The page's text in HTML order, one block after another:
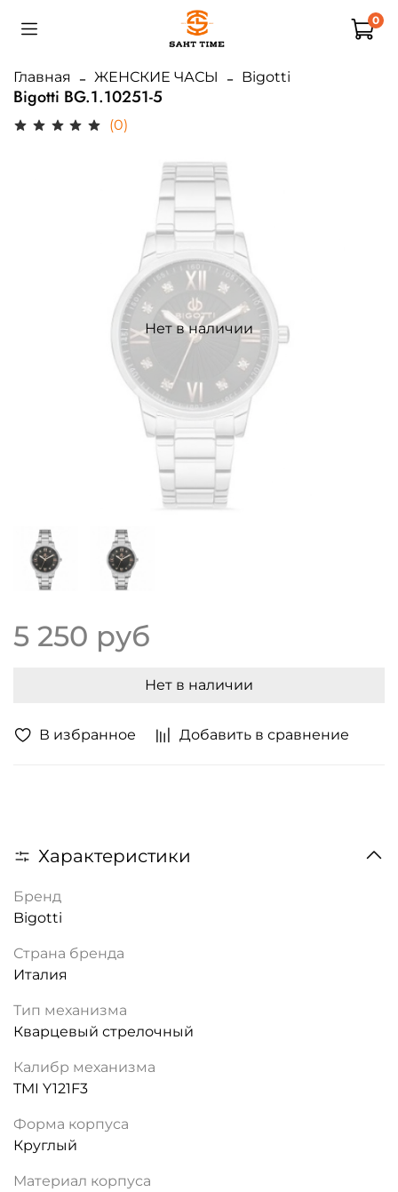
0
Главная ЖЕНСКИЕ ЧАСЫ Bigotti
Bigotti BG.1.10251-5
(0)
В избранное Добавить в сравнение
Нет в наличии
5 250 руб
Нет в наличии
Характеристики
Бренд
Bigotti
Страна бренда
Италия
Тип механизма
Кварцевый стрелочный
Калибр механизма
TMI Y121F3
Форма корпуса
Круглый
Материал корпуса